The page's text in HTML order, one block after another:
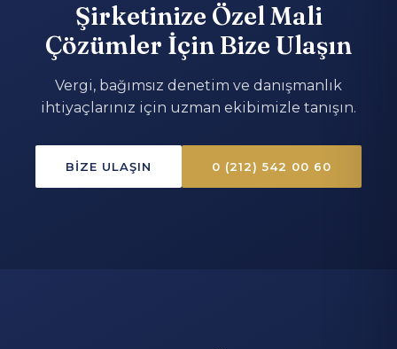
Şirketinize Özel Mali
Çözümler İçin Bize Ulaşın
Vergi, bağımsız denetim ve danışmanlık
ihtiyaçlarınız için uzman ekibimizle tanışın.
BIZE ULAŞIN 0 (212) 542 00 60